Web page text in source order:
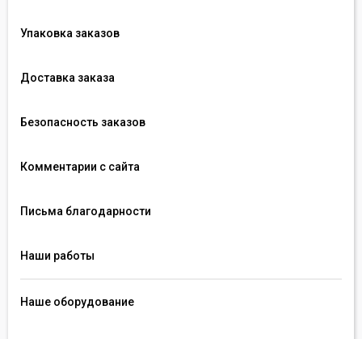
Упаковка заказов
Доставка заказа
Безопасность заказов
Комментарии с сайта
Письма благодарности
Наши работы
Наше оборудование